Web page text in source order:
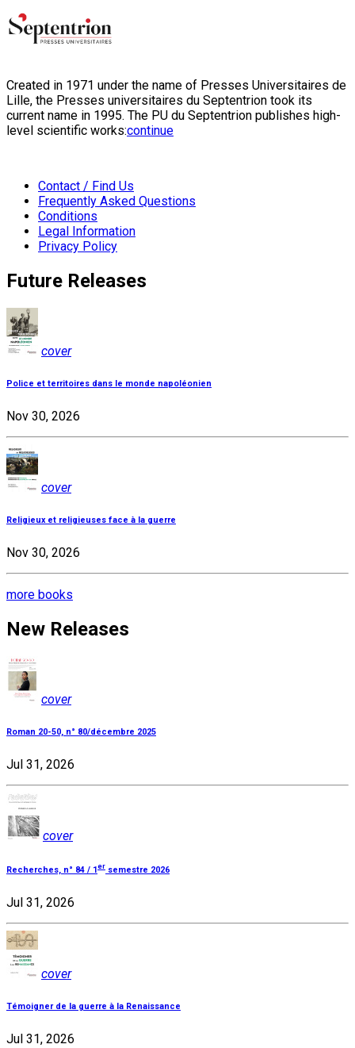
Created in 1971 under the name of Presses Universitaires de
Lille, the Presses universitaires du Septentrion took its
current name in 1995. The PU du Septentrion publishes high-
level scientific works:continue
Contact / Find Us
Frequently Asked Questions
Conditions
Legal Information
Privacy Policy
Future Releases
cover
Police et territoires dans le monde napoléonien
Nov 30, 2026
cover
Religieux et religieuses face à la guerre
Nov 30, 2026
more books
New Releases
cover
Roman 20-50, n° 80/décembre 2025
Jul 31, 2026
cover
Recherches, n° 84 / 1 er semestre 2026
Jul 31, 2026
cover
Témoigner de la guerre à la Renaissance
Jul 31, 2026